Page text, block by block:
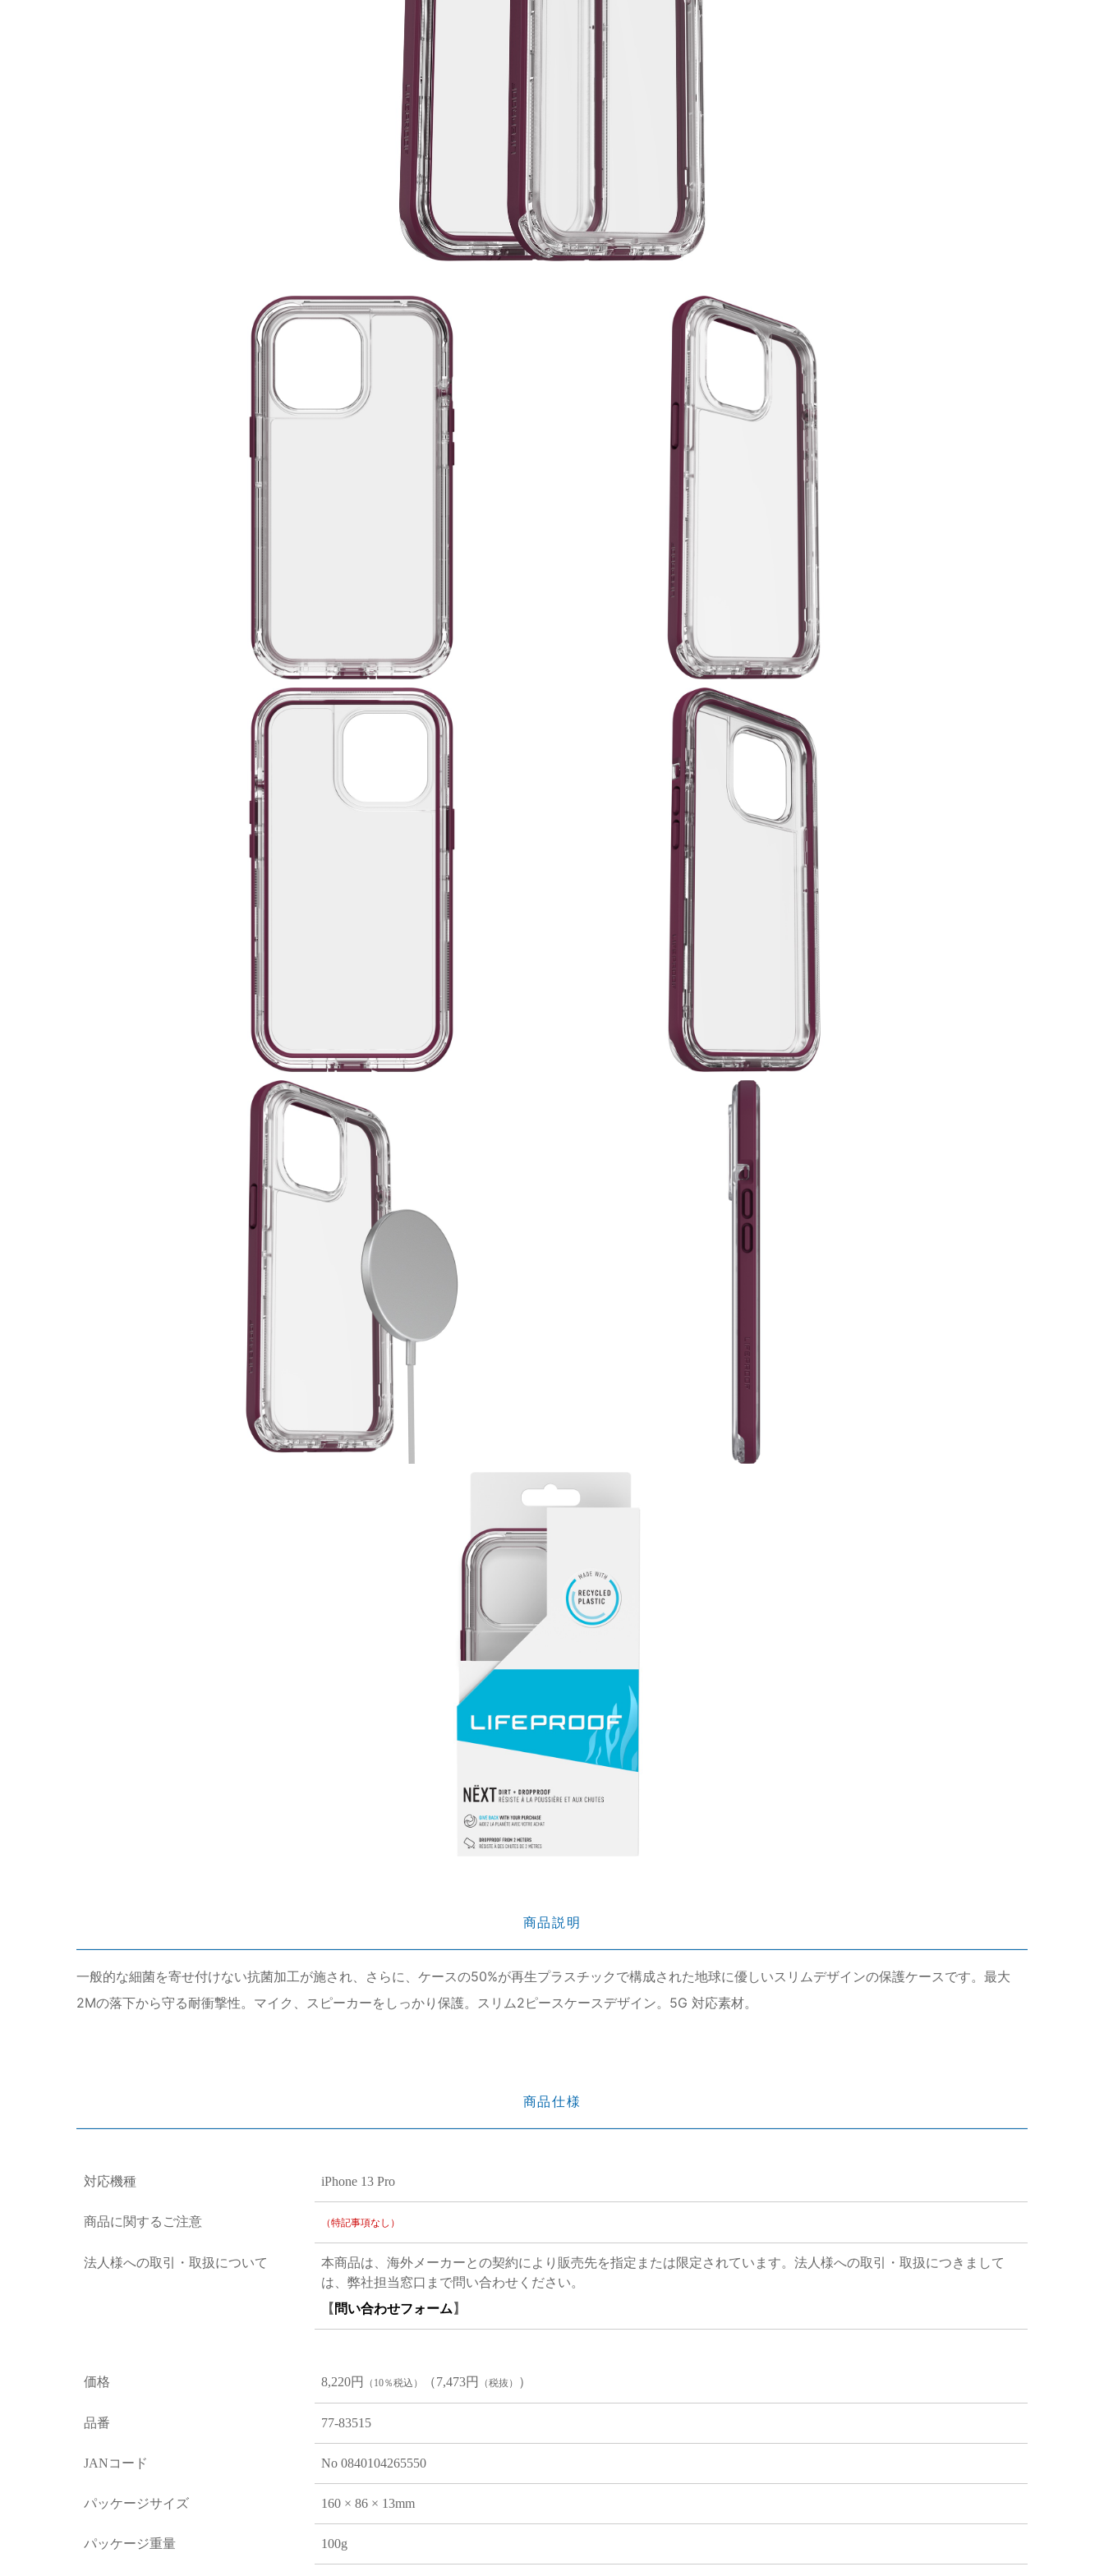
商品説明
一般的な細菌を寄せ付けない抗菌加工が施され、さらに、ケースの50%が再生プラスチックで構成された地球に優しいスリムデザインの保護ケースです。最大
2Mの落下から守る耐衝撃性。マイク、スピーカーをしっかり保護。スリム2ピースケースデザイン。5G 対応素材。
商品仕様
対応機種 iPhone 13 Pro
商品に関するご注意 （特記事項なし）
法人様への取引・取扱について
本商品は、海外メーカーとの契約により販売先を指定または限定されています。法人様への取引・取扱につきまして
は、弊社担当窓口まで問い合わせください。
【 問い合わせフォーム 】
価格 8,220円 （10％税込） （7,473円 （税抜） ）
品番 77-83515
JANコード No 0840104265550
パッケージサイズ 160 × 86 × 13mm
パッケージ重量 100g